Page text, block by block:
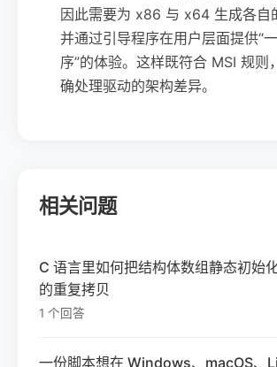
因此需要为 x86 与 x64 生成各自
并通过引导程序在用户层面提供“
序”的体验。这样既符合 MSI 规则
确处理驱动的架构差异。
相关问题
C 语言里如何把结构体数组静态初始
的重复拷贝
1 个回答
一份脚本想在 Windows、macOS、